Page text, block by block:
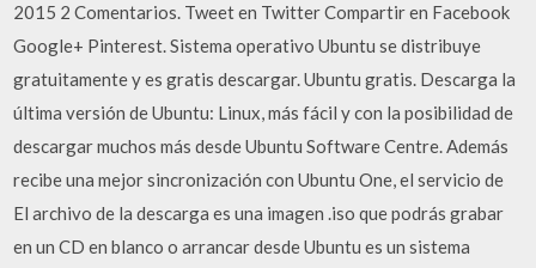
2015 2 Comentarios. Tweet en Twitter Compartir en Facebook
Google+ Pinterest. Sistema operativo Ubuntu se distribuye
gratuitamente y es gratis descargar. Ubuntu gratis. Descarga la
última versión de Ubuntu: Linux, más fácil y con la posibilidad de
descargar muchos más desde Ubuntu Software Centre. Además
recibe una mejor sincronización con Ubuntu One, el servicio de
El archivo de la descarga es una imagen .iso que podrás grabar
en un CD en blanco o arrancar desde Ubuntu es un sistema